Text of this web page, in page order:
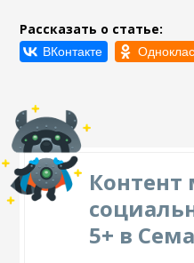
Рассказать о статье:
Контент
5+ в